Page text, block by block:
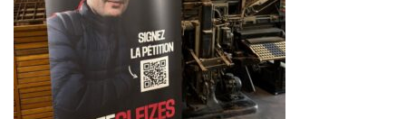
Irlande
et
Slovénie
rejettent
la
présence